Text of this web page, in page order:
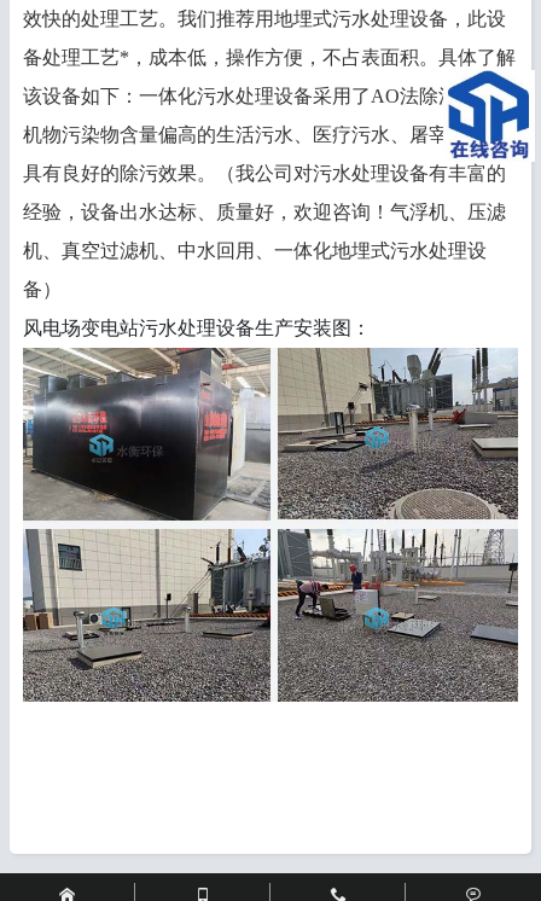
效快的处理工艺。我们推荐用地埋式污水处理设备，此设
备处理工艺*，成本低，操作方便，不占表面积。具体了解
该设备如下：一体化污水处理设备采用了AO法除污，对有
机物污染物含量偏高的生活污水、医疗污水、屠宰污水等
具有良好的除污效果。（我公司对污水处理设备有丰富的
经验，设备出水达标、质量好，欢迎咨询！气浮机、压滤
机、真空过滤机、中水回用、一体化地埋式污水处理设
备）
风电场变电站污水处理设备生产安装图：
   